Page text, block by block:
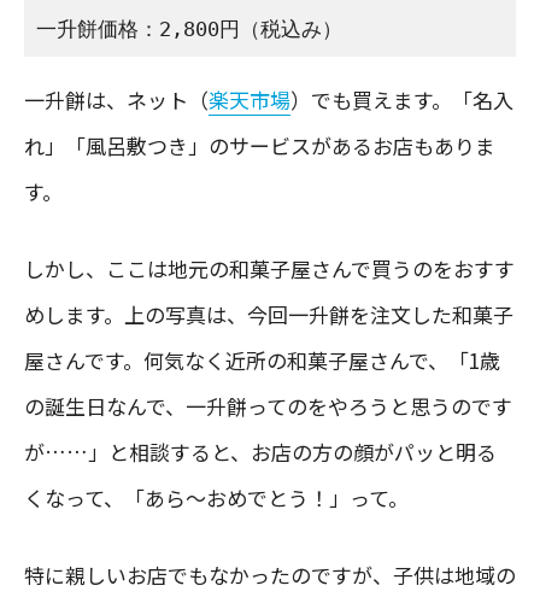
一升餅価格：2,800円（税込み）
一升餅は、ネット（楽天市場）でも買えます。「名入
れ」「風呂敷つき」のサービスがあるお店もありま
す。
しかし、ここは地元の和菓子屋さんで買うのをおすす
めします。上の写真は、今回一升餅を注文した和菓子
屋さんです。何気なく近所の和菓子屋さんで、「1歳
の誕生日なんで、一升餅ってのをやろうと思うのです
が……」と相談すると、お店の方の顔がパッと明る
くなって、「あら〜おめでとう！」って。
特に親しいお店でもなかったのですが、子供は地域の